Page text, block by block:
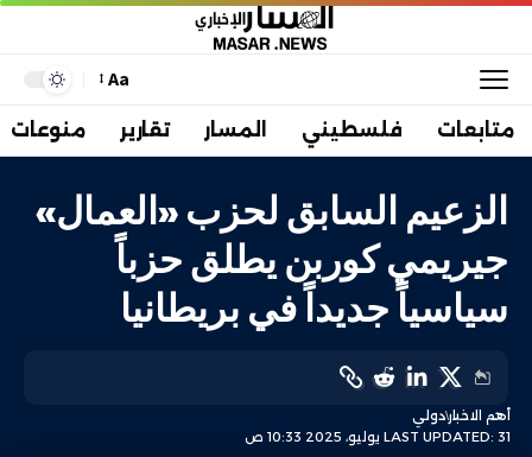
Aa
متابعات فلسطيني المسار تقارير منوعات
الزعيم السابق لحزب «العمال»
جيريمي كوربن يطلق حزباً
سياسياً جديداً في بريطانيا
LAST UPDATED: 31 يوليو، 2025 10:33 ص
أهم الاخباردولي